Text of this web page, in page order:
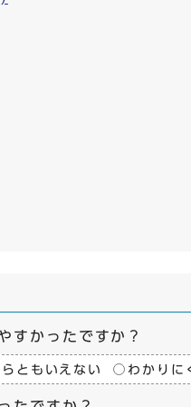
すかったですか？
ともいえない わかりに